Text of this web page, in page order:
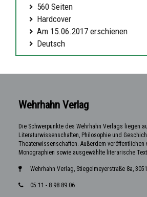
560 Seiten
Hardcover
Am 15.06.2017 erschienen
Deutsch
Wehrhahn Verlag
Die Schwerpunkte des Wehrhahn Verlags liegen
Literaturwissenschaften, Philosophie und
Theaterwissenschaften. Außerdem veröffentlichen
Monographien sowie ausgewählte literarische
Wehrhahn Verlag, Stiegelmeyerstraße 8a,
05 11 - 8 98 89 06